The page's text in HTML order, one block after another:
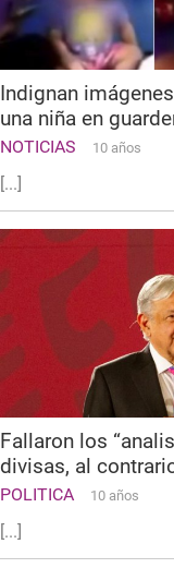
Indignan
una niña en
NOTICIAS 10 años
[...]
Fallaron los
divisas, al
POLITICA 10 años
[...]